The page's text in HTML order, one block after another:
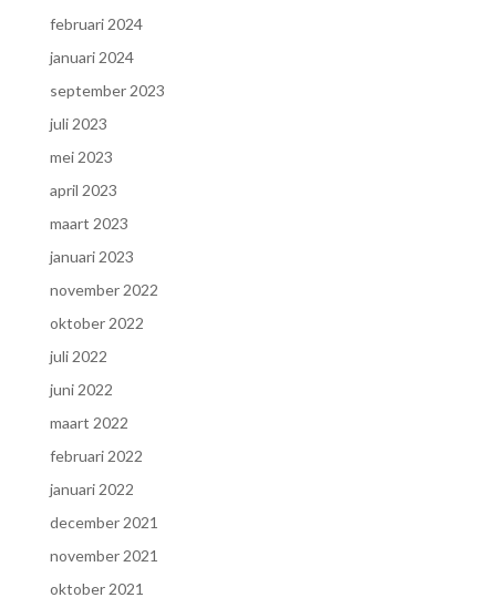
februari 2024
januari 2024
september 2023
juli 2023
mei 2023
april 2023
maart 2023
januari 2023
november 2022
oktober 2022
juli 2022
juni 2022
maart 2022
februari 2022
januari 2022
december 2021
november 2021
oktober 2021